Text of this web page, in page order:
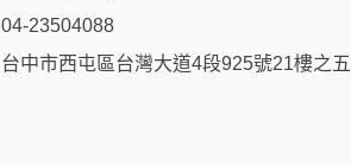
04-23504088
台中市西屯區台灣大道4段925號21樓之五